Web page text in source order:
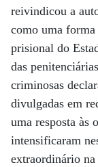
reivindicou a
como uma
prisional do
das
criminosas
divulgadas em
uma resposta às
intensificaram
extraordinário na